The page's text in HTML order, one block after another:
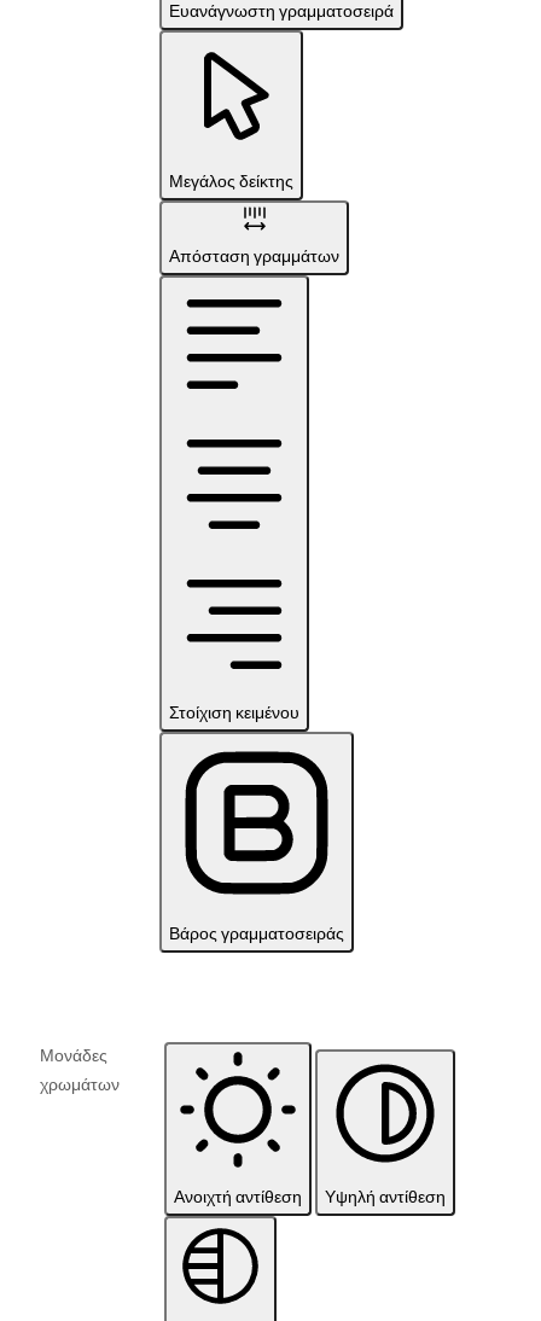
Ευανάγνωστη γραμματοσειρά
Μεγάλος δείκτης
Απόσταση γραμμάτων
Στοίχιση κειμένου
Βάρος γραμματοσειράς
Μονάδες
χρωμάτων
Ανοιχτή αντίθεση Υψηλή αντίθεση